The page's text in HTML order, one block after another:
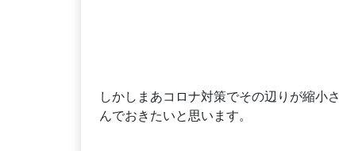
しかしまあコロナ対策でその辺りが縮小
んでおきたいと思います。